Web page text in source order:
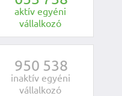
aktív egyéni
vállalkozó
950 538
inaktív egyéni
vállalkozó